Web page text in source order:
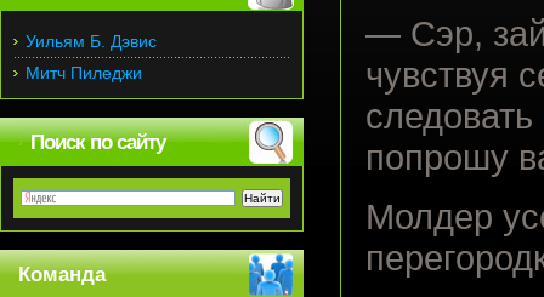
— Сэр,
чувствуя
попрошу
Молдер
Уильям Б. Дэвис
Митч Пиледжи
Поиск по сайту
Команда